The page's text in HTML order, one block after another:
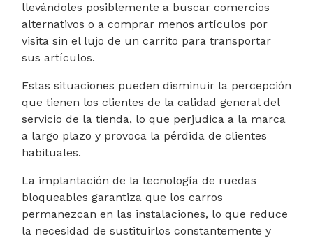
llevándoles posiblemente a buscar comercios
alternativos o a comprar menos artículos por
visita sin el lujo de un carrito para transportar
sus artículos.
Estas situaciones pueden disminuir la percepción
que tienen los clientes de la calidad general del
servicio de la tienda, lo que perjudica a la marca
a largo plazo y provoca la pérdida de clientes
habituales.
La implantación de la tecnología de ruedas
bloqueables garantiza que los carros
permanezcan en las instalaciones, lo que reduce
la necesidad de sustituirlos constantemente y